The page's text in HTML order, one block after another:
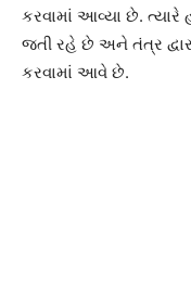
કરવામાં આવ્યા છે. ત્યારે
જતી રહે છે અને તંત્ર
કરવામાં આવે છે.